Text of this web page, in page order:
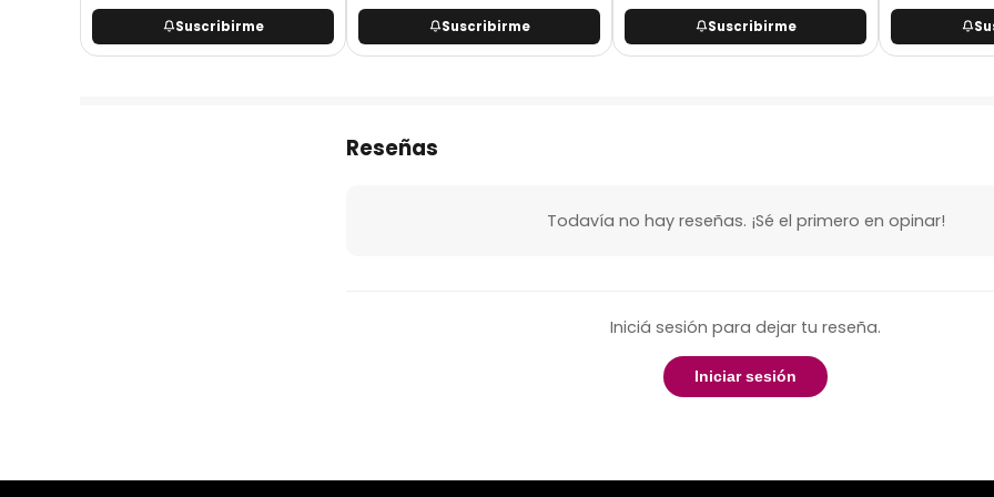
Suscribirme Suscribirme Suscribirme
Reseñas
Todavía no hay reseñas. ¡Sé el primero en opinar!
Iniciá sesión para dejar tu reseña.
Iniciar sesión